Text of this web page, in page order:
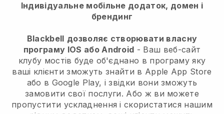
Індивідуальне мобільне додаток, домен і
брендинг
Blackbell дозволяє створювати власну
програму IOS або Android - Ваш веб-сайт
клубу мостів буде об'єднано в програмуяку
ваші клієнти зможуть знайти в Apple App Store
або в Google Play, і звідки вони зможуть
замовити свої послуги. Або ж ви можете
пропустити ускладнення і скористатися нашим